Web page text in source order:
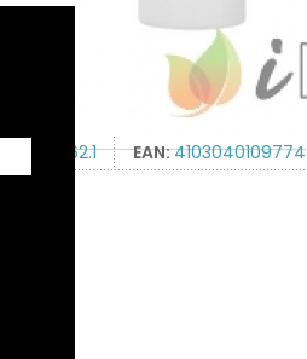
243162.1 EAN:4103040109774